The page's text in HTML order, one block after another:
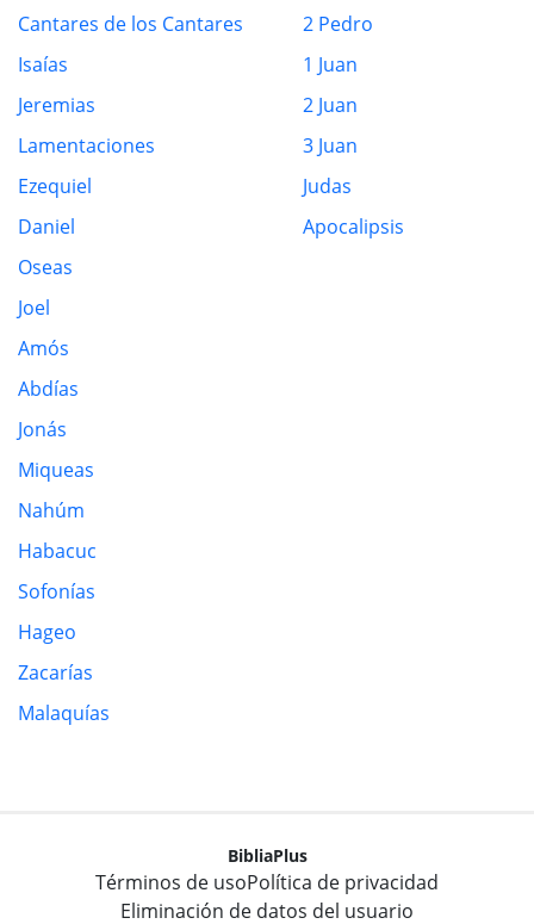
Cantares de los Cantares
Isaías
Jeremias
Lamentaciones
Ezequiel
Daniel
Oseas
Joel
Amós
Abdías
Jonás
Miqueas
Nahúm
Habacuc
Sofonías
Hageo
Zacarías
Malaquías
2 Pedro
1 Juan
2 Juan
3 Juan
Judas
Apocalipsis
BibliaPlus
Términos de usoPolítica de privacidad
Eliminación de datos del usuario